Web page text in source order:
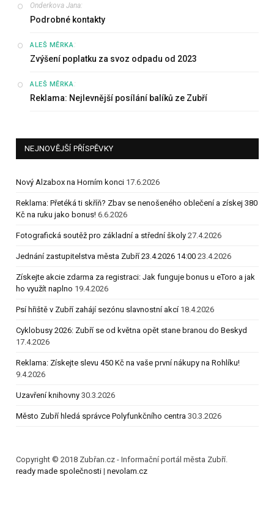
Onderkova Jana:
Podrobné kontakty
ALEŠ MĚRKA:
Zvýšení poplatku za svoz odpadu od 2023
ALEŠ MĚRKA:
Reklama: Nejlevnější posílání balíků ze Zubří
NEJNOVĚJŠÍ PŘÍSPĚVKY
Nový Alzabox na Horním konci 17.6.2026
Reklama: Přetéká ti skříň? Zbav se nenošeného oblečení a získej 380
Kč na ruku jako bonus! 6.6.2026
Fotografická soutěž pro základní a střední školy 27.4.2026
Jednání zastupitelstva města Zubří 23.4.2026 14:00 23.4.2026
Získejte akcie zdarma za registraci: Jak funguje bonus u eToro a jak
ho využít naplno 19.4.2026
Psí hřiště v Zubří zahájí sezónu slavnostní akcí 18.4.2026
Cyklobusy 2026: Zubří se od května opět stane branou do Beskyd
17.4.2026
Reklama: Získejte slevu 450 Kč na vaše první nákupy na Rohlíku!
9.4.2026
Uzavření knihovny 30.3.2026
Město Zubří hledá správce Polyfunkčního centra 30.3.2026
Copyright © 2018 Zubřan.cz - Informační portál města Zubří.
ready made společnosti | nevolam.cz